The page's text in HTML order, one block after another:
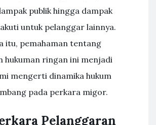
publik hingga dampak
untuk pelanggar lainnya.
itu, pemahaman tentang
hukuman ringan ini menjadi
mengerti dinamika hukum
pada perkara migor.
Pelanggaran